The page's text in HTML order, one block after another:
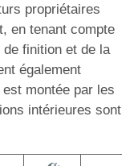
propriétaires
en tenant compte
finition et de la
également
est montée par les
intérieures sont